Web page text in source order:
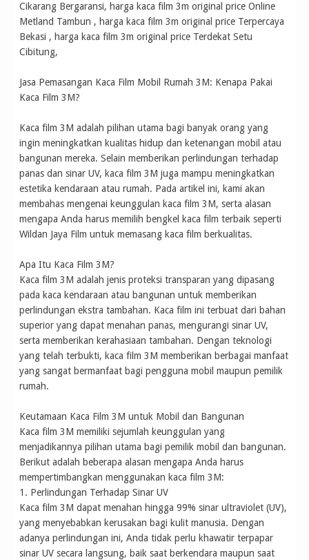
Cikarang Bergaransi, harga kaca film 3m original price Online
Metland Tambun , harga kaca film 3m original price Terpercaya
Bekasi , harga kaca film 3m original price Terdekat Setu
Cibitung,
Jasa Pemasangan Kaca Film Mobil Rumah 3M: Kenapa Pakai
Kaca Film 3M?
Kaca film 3M adalah pilihan utama bagi banyak orang yang
ingin meningkatkan kualitas hidup dan ketenangan mobil atau
bangunan mereka. Selain memberikan perlindungan terhadap
panas dan sinar UV, kaca film 3M juga mampu meningkatkan
estetika kendaraan atau rumah. Pada artikel ini, kami akan
membahas mengenai keunggulan kaca film 3M, serta alasan
mengapa Anda harus memilih bengkel kaca film terbaik seperti
Wildan Jaya Film untuk memasang kaca film berkualitas.
Apa Itu Kaca Film 3M?
Kaca film 3M adalah jenis proteksi transparan yang dipasang
pada kaca kendaraan atau bangunan untuk memberikan
perlindungan ekstra tambahan. Kaca film ini terbuat dari bahan
superior yang dapat menahan panas, mengurangi sinar UV,
serta memberikan kerahasiaan tambahan. Dengan teknologi
yang telah terbukti, kaca film 3M memberikan berbagai manfaat
yang sangat bermanfaat bagi pengguna mobil maupun pemilik
rumah.
Keutamaan Kaca Film 3M untuk Mobil dan Bangunan
Kaca film 3M memiliki sejumlah keunggulan yang
menjadikannya pilihan utama bagi pemilik mobil dan bangunan.
Berikut adalah beberapa alasan mengapa Anda harus
mempertimbangkan menggunakan kaca film 3M:
1. Perlindungan Terhadap Sinar UV
Kaca film 3M dapat menahan hingga 99% sinar ultraviolet (UV),
yang menyebabkan kerusakan bagi kulit manusia. Dengan
adanya perlindungan ini, Anda tidak perlu khawatir terpapar
sinar UV secara langsung, baik saat berkendara maupun saat